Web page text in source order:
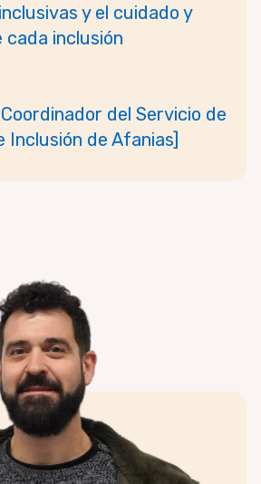
y el cuidado y
cada inclusión
del Servicio de
Inclusión de Afanias]